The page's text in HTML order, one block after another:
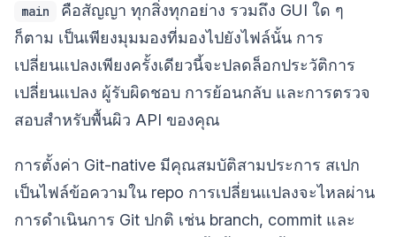
main
คือสัญญา ทุกสิ่งทุกอย่าง รวมถึง GUI ใด ๆ
ก็ตาม เป็นเพียงมุมมองที่มองไปยังไฟล์นั้น การ
เปลี่ยนแปลงเพียงครั้งเดียวนี้จะปลดล็อกประวัติการ
เปลี่ยนแปลง ผู้รับผิดชอบ การย้อนกลับ และการตรวจ
สอบสำหรับพื้นผิว API ของคุณ
การตั้งค่า Git-native มีคุณสมบัติสามประการ สเปก
เป็นไฟล์ข้อความใน repo การเปลี่ยนแปลงจะไหลผ่าน
การดำเนินการ Git ปกติ เช่น branch, commit และ